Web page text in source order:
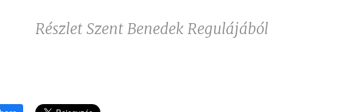
Részlet Szent Benedek Regulájából